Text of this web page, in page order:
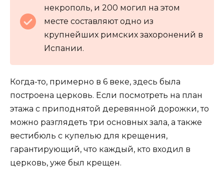
некрополь, и 200 могил на этом
месте составляют одно из
крупнейших римских захоронений в
Испании.
Когда-то, примерно в 6 веке, здесь была
построена церковь. Если посмотреть на план
этажа с приподнятой деревянной дорожки, то
можно разглядеть три основных зала, а также
вестибюль с купелью для крещения,
гарантирующий, что каждый, кто входил в
церковь, уже был крещен.